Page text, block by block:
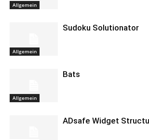
Allgemein
Allgemein
Sudoku Solutionator
Allgemein
Bats
ADsafe Widget